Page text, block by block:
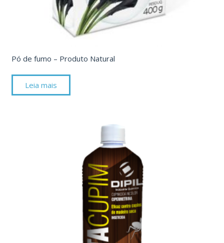
Pó de fumo – Produto Natural
Leia mais